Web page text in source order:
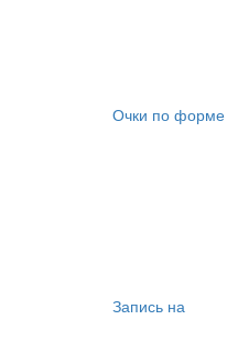
Очки по форме
Запись на